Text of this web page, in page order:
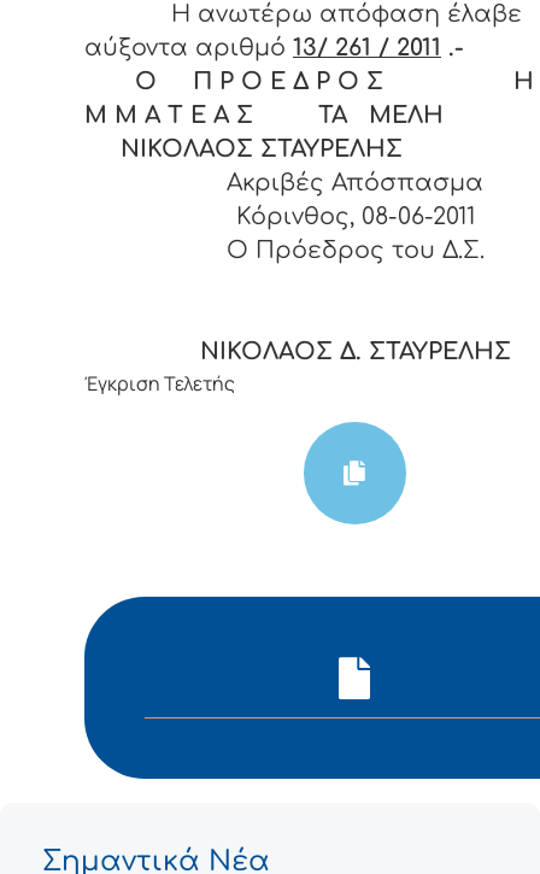
Η ανωτέρω απόφαση έλαβε
αύξοντα αριθμό 13/ 261 / 2011 .-
Ο Π Ρ Ο Ε Δ Ρ Ο Σ Η Γ
Μ Μ Α Τ Ε Α Σ ΤΑ ΜΕΛΗ
ΝΙΚΟΛΑΟΣ ΣΤΑΥΡΕΛΗΣ
Ακριβές Απόσπασμα
Κόρινθος, 08-06-2011
O Πρόεδρος του Δ.Σ.
ΝΙΚΟΛΑΟΣ Δ. ΣΤΑΥΡΕΛΗΣ
Έγκριση Τελετής
Σημαντικά Νέα